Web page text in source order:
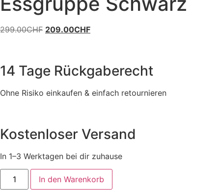
299.00CHF Ursprünglicher
299.00CHF
209.00CHFAktueller
209.00CHF.
14 Tage Rückgaberecht
Ohne Risiko einkaufen & einfach retournieren
Kostenloser Versand
In 1–3 Werktagen bei dir zuhause
Essgruppe
Schwarz
Menge
In den Warenkorb